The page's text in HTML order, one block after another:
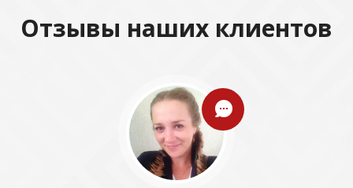
Отзывы наших клиентов